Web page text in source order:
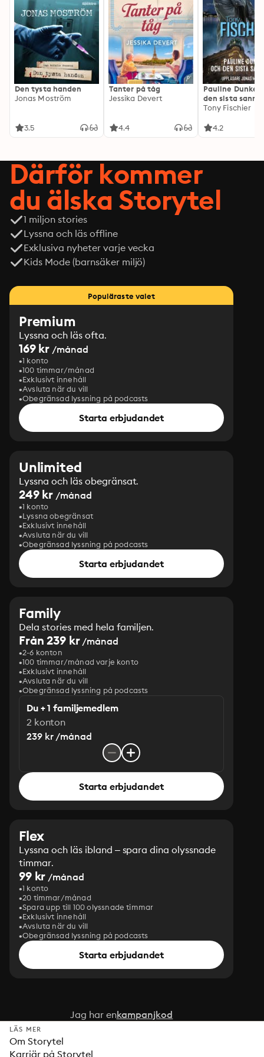
Den tysta handen
Jonas Moström
3.5
Tanter på tåg
Jessika Devert
4.4
Pauline Dunker
den sista
Tony Fischier
4.2
Därför kommer
du älska Storytel
1 miljon stories
Lyssna och läs offline
Exklusiva nyheter varje vecka
Kids Mode (barnsäker miljö)
Populäraste valet
Premium
Lyssna och läs ofta.
169 kr /månad
1 konto
100 timmar/månad
Exklusivt innehåll
Avsluta när du vill
Obegränsad lyssning på podcasts
Starta erbjudandet
Unlimited
Lyssna och läs obegränsat.
249 kr /månad
1 konto
Lyssna obegränsat
Exklusivt innehåll
Avsluta när du vill
Obegränsad lyssning på podcasts
Starta erbjudandet
Family
Dela stories med hela familjen.
Från 239 kr/månad
2-6 konton
100 timmar/månad varje konto
Exklusivt innehåll
Avsluta när du vill
Obegränsad lyssning på podcasts
Du + 1 familjemedlem
2 konton
239 kr /månad
Starta erbjudandet
Flex
Lyssna och läs ibland – spara dina olyssnade
timmar.
99 kr /månad
1 konto
20 timmar/månad
Spara upp till 100 olyssnade timmar
Exklusivt innehåll
Avsluta när du vill
Obegränsad lyssning på podcasts
Starta erbjudandet
Jag har enkampanjkod
LÄS MER
Om Storytel
Karriär på Storytel